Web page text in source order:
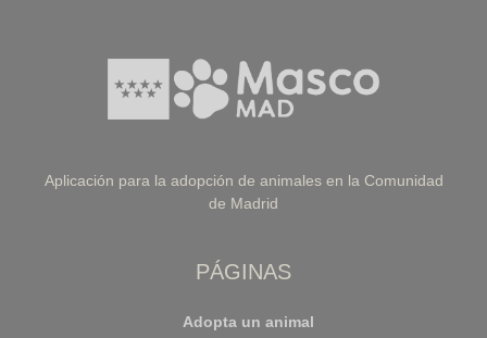
Aplicación para la adopción de animales en la Comunidad
de Madrid
PÁGINAS
Adopta un animal